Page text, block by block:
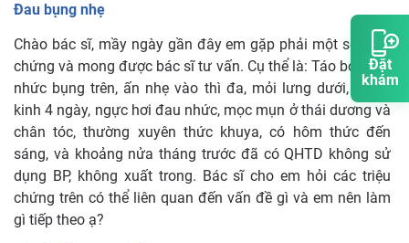
Đặt
khám
Đau bụng nhẹ
Chào bác sĩ, mầy ngày gần đây em gặp phải một số triệu
chứng và mong được bác sĩ tư vấn. Cụ thể là: Táo bón, hơi
nhức bụng trên, ấn nhẹ vào thì đa, mỏi lưng dưới, chậm
kinh 4 ngày, ngực hơi đau nhức, mọc mụn ở thái dương và
chân tóc, thường xuyên thức khuya, có hôm thức đến
sáng, và khoảng nửa tháng trước đã có QHTD không sử
dụng BP, không xuất trong. Bác sĩ cho em hỏi các triệu
chứng trên có thể liên quan đến vấn đề gì và em nên làm
gì tiếp theo ạ?